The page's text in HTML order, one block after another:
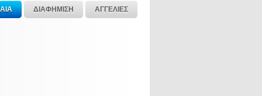
ΔΙΑΦΗΜΙΣΗ ΑΓΓΕΛΙΕΣ